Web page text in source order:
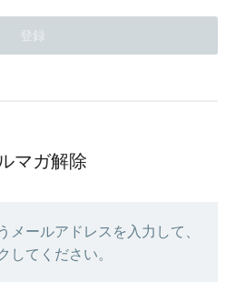
マガ解除
メールアドレスを入力して、
してください。